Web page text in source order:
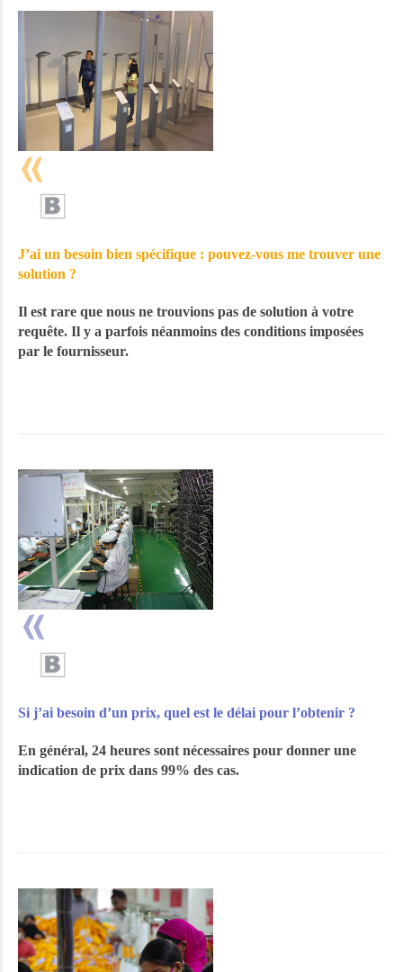
J’ai un besoin bien spécifique : pouvez-vous me trouver une
solution ?
Il est rare que nous ne trouvions pas de solution à votre
requête. Il y a parfois néanmoins des conditions imposées
par le fournisseur.
Si j’ai besoin d’un prix, quel est le délai pour l’obtenir ?
En général, 24 heures sont nécessaires pour donner une
indication de prix dans 99% des cas.